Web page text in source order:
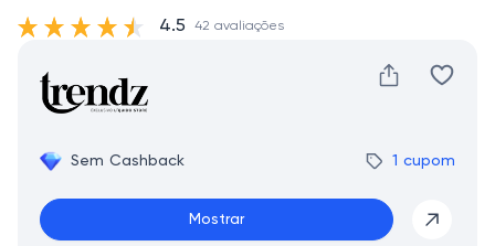
Sem Cashback 1 cupom
Mostrar
4.5 42 avaliações